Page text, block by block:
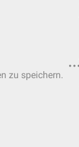
zu speichern.